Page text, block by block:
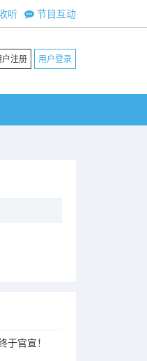
节目互动
听
户注册 用户登录
于官宣！